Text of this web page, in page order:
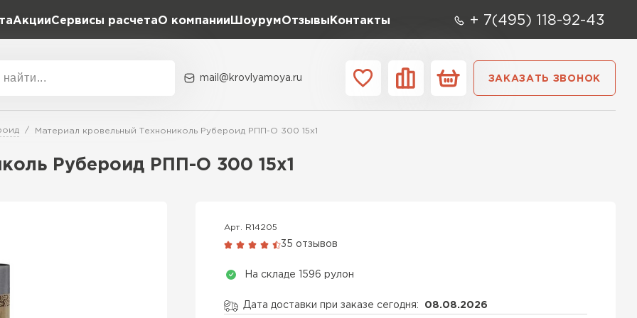
АкцииСервисы расчета
Расчет софитов для кровли
О компании ШоурумОтзывы Контакты + 7(495) 118-92-43
mail@krovlyamoya.ru ЗАКАЗАТЬ ЗВОНОК
Материал кровельный Технониколь Рубероид РПП-О 300 15x1
Рубероид РПП-О 300 15x1
Арт. R14205
35 отзывов
На складе 1596 рулон
Дата доставки при заказе сегодня: 08.08.2026
Контакты